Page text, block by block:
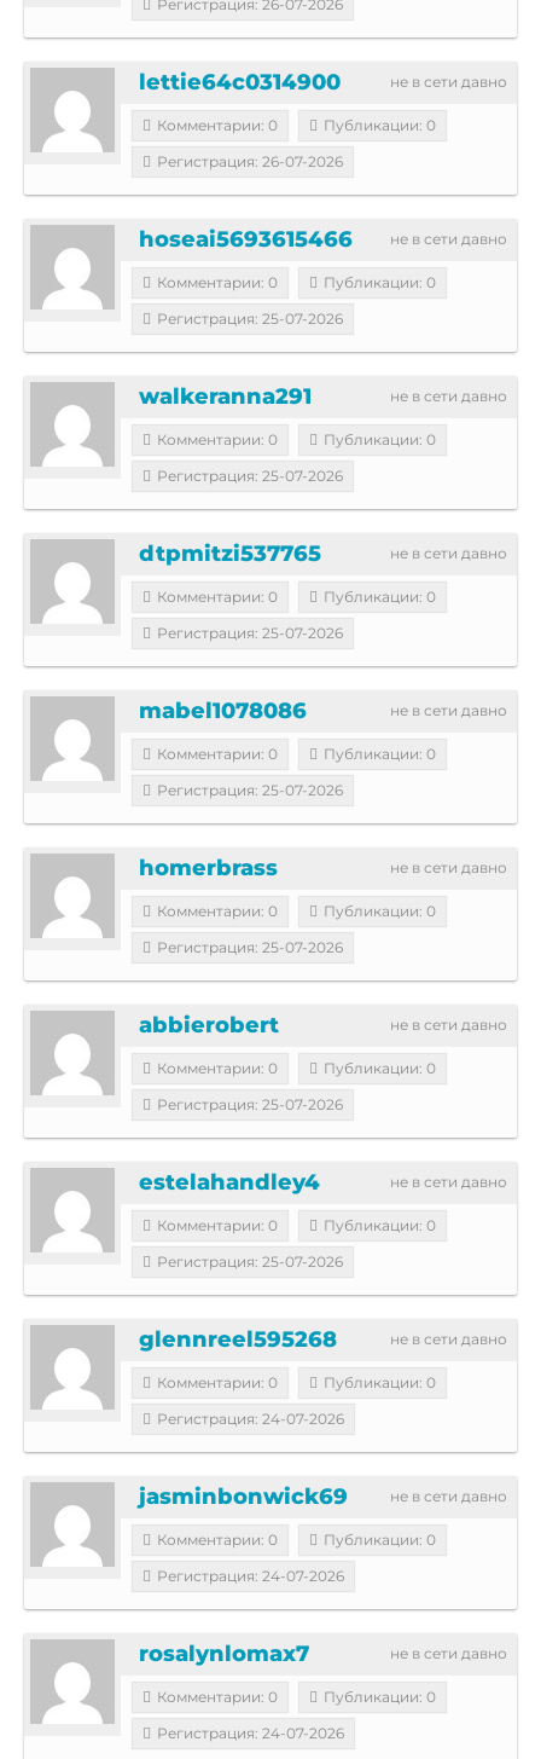
Регистрация: 26-07-2026
не в сети давно
lettie64c0314900
Комментарии: 0
Публикации: 0
Регистрация: 26-07-2026
не в сети давно
hoseai5693615466
Комментарии: 0
Публикации: 0
Регистрация: 25-07-2026
не в сети давно
walkeranna291
Комментарии: 0
Публикации: 0
Регистрация: 25-07-2026
не в сети давно
dtpmitzi537765
Комментарии: 0
Публикации: 0
Регистрация: 25-07-2026
не в сети давно
mabel1078086
Комментарии: 0
Публикации: 0
Регистрация: 25-07-2026
не в сети давно
homerbrass
Комментарии: 0
Публикации: 0
Регистрация: 25-07-2026
не в сети давно
abbierobert
Комментарии: 0
Публикации: 0
Регистрация: 25-07-2026
не в сети давно
estelahandley4
Комментарии: 0
Публикации: 0
Регистрация: 25-07-2026
не в сети давно
glennreel595268
Комментарии: 0
Публикации: 0
Регистрация: 24-07-2026
не в сети давно
jasminbonwick69
Комментарии: 0
Публикации: 0
Регистрация: 24-07-2026
не в сети давно
rosalynlomax7
Комментарии: 0
Публикации: 0
Регистрация: 24-07-2026